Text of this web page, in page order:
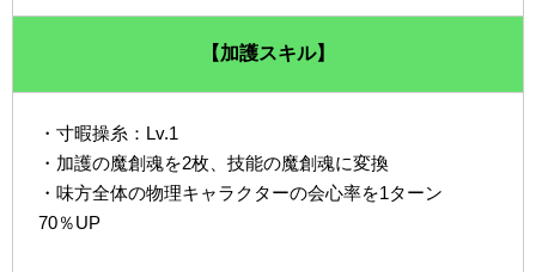
【加護スキル】
・寸暇操糸：Lv.1
・加護の魔創魂を2枚、技能の魔創魂に変換
・味方全体の物理キャラクターの会心率を1ターン
70％UP